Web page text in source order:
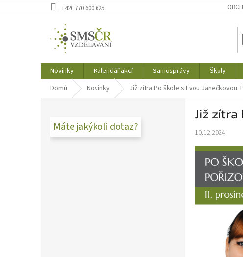
na
+420 770 600 625
Novinky Kalendář akcí Samosprávy Školy
Domů
Novinky Již zítra Po škole s Evou Janečkovou:
Máte jakýkoli dotaz?
Již zítra
10.12.2024